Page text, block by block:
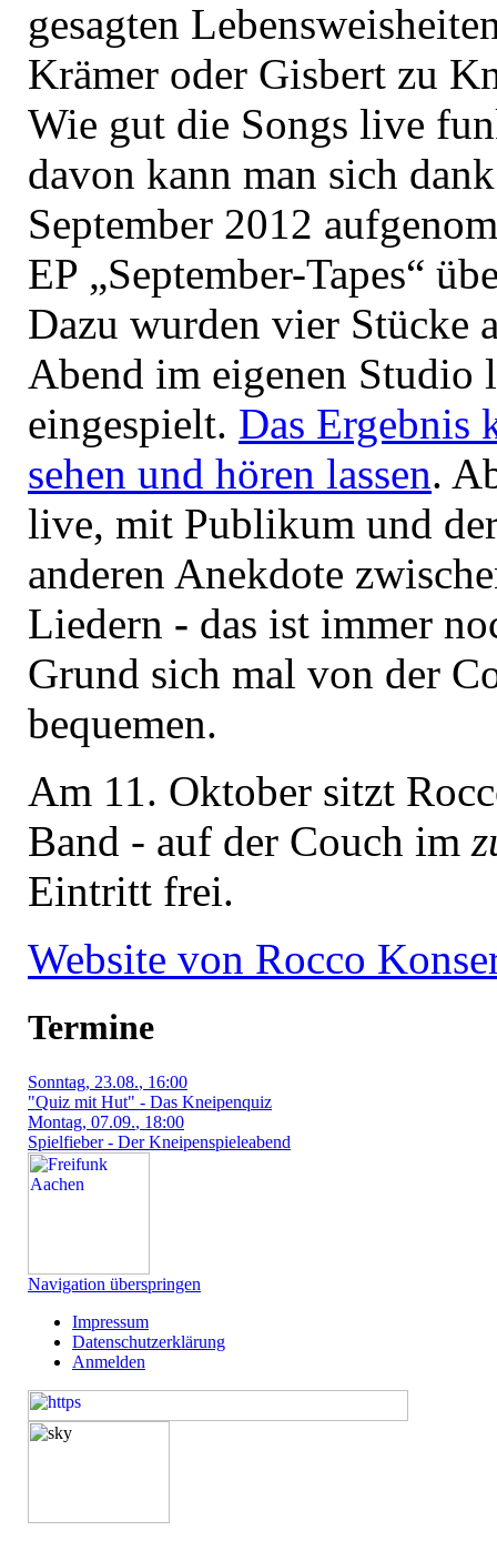
gesagten
Krämer oder Gisbert zu
Wie gut die Songs live
davon kann man sich
September 2012
EP „September-Tapes“
Dazu wurden vier Stücke
Abend im eigenen Studio
eingespielt. Das Ergebnis
sehen und hören lassen.
live, mit Publikum und
anderen Anekdote
Liedern - das ist immer
Grund sich mal von der
bequemen.
Am 11. Oktober sitzt
Band - auf der Couch im
Eintritt frei.
Website von Rocco
Termine
Sonntag, 23.08., 16:00
"Quiz mit Hut" - Das Kneipenquiz
Montag, 07.09., 18:00
Spielfieber - Der Kneipenspieleabend
Navigation überspringen
Impressum
Datenschutzerklärung
Anmelden